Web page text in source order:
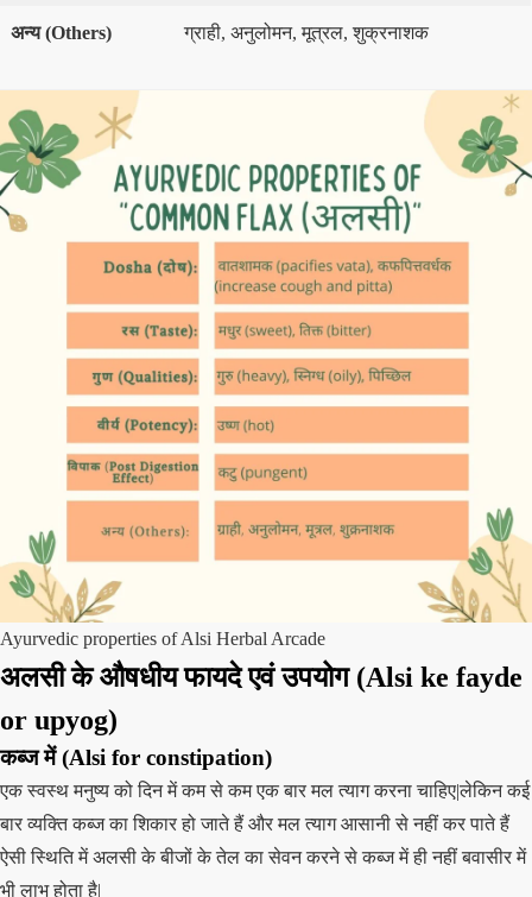
अन्य (Others) ग्राही, अनुलोमन, मूत्रल, शुक्रनाशक
Ayurvedic properties of Alsi Herbal Arcade
अलसीके औषधीय फायदे एवं उपयोग(Alsi ke fayde
or upyog)
कब्ज में (Alsi for constipation)
एक स्वस्थ मनुष्य को दिन में कम से कम एक बार मल त्याग करना चाहिए|लेकिन कई
बार व्यक्ति कब्ज का शिकार हो जाते हैं और मल त्याग आसानी से नहीं कर पाते हैं
ऐसी स्थिति में अलसी के बीजों के तेल का सेवन करने से कब्ज में ही नहीं बवासीर में
भी लाभ होता है|